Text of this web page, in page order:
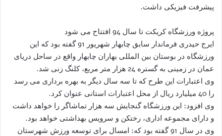
پیشرفت فیزیکی داشت.
پروژه ورزشگاه کریکت تا سال 94 افتتاح می شود
ایرج حیدری فرماندار سابق چابهار شهریور 91 گفته بود که این
ورزشگاه در بوستان بین المللی بهاران چابهار واقع در ساحل دریای
عمان در زمینی به گستره 24 هزار متر مربع، کلنگ زنی شد.
وی اعتبارات این طرح که تا سه سال دیگر به بهره برداری می رسد
را 40 میلیارد ریال از محل اعتبارات استانی عنوان کرد.
وی افزود: این ورزشگاه گنجایش سه هزار تماشاگر را خواهد داشت
و دارای مجموعه اداری، رختکن و سرویس بهداشتی خواهد بود.
وی در سال 91 گفته بود که: امسال برای توسعه ورزش شهرستان